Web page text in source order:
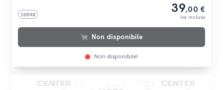
10048 39,00 €
iva inclusa
Non disponibile
Non disponibile!